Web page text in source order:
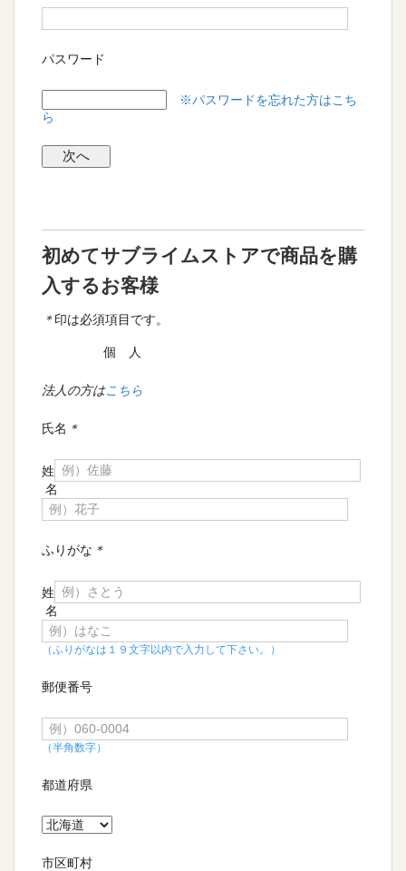
パスワード
※パスワードを忘れた方はこち
ら
初めてサブライムストアで商品を購
入するお客様
＊印は必須項目です。
個 人
法人の方はこちら
氏名 ＊
姓
名
ふりがな ＊
姓
名
（ふりがなは１９文字以内で入力して下さい。）
郵便番号
（半角数字）
都道府県
市区町村